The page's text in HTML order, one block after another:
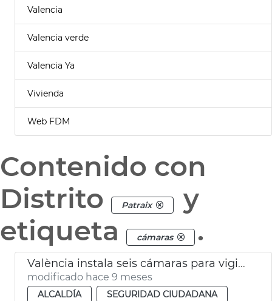
Valencia
Valencia verde
Valencia Ya
Vivienda
Web FDM
Contenido con
Distrito
Patraix
y
etiqueta
cámaras .
València instala seis cámaras para vigilar el caudal del Turia
modificado hace 9 meses
ALCALDÍA
SEGURIDAD CIUDADANA